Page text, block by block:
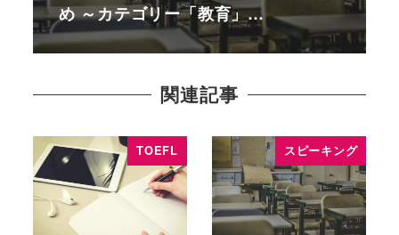
め ～カテゴリー「教育」…
関連記事
TOEFL スピーキング